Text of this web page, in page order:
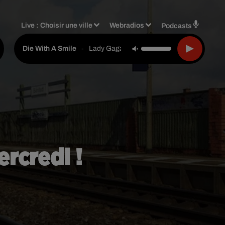
Live :Choisir une ville Webradios Podcasts
Die With A Smile - Lady Gaga & Bruno Mars
!